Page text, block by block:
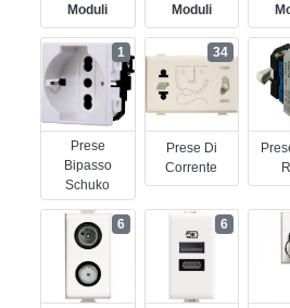
Moduli
Moduli
Prese
Bipasso
Schuko
1
Prese Di
Corrente
34
6 6